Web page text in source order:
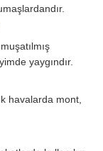
yaygındır.
havalarda mont,